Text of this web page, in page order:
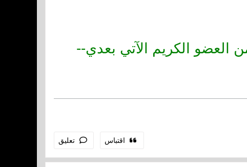
العضو الكريم الآتي بعدي--
اقتباس تعليق